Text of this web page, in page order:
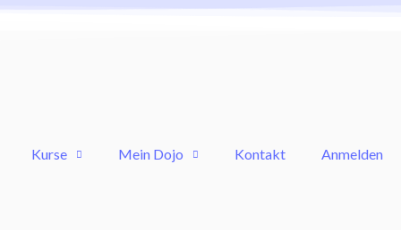
Kurse Mein Dojo Kontakt Anmelden